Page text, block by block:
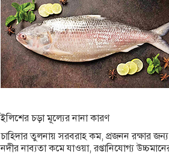
ইলিশের চড়া মূল্যের নানা কারণ
চাহিদার তুলনায় সরবরাহ কম, প্রজনন রক্ষার
নদীর নাব্যতা কমে যাওয়া, রপ্তানিযোগ্য